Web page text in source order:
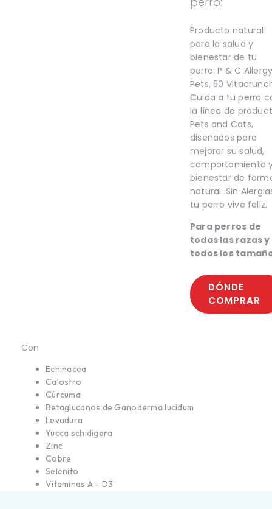
Producto natural
para la salud y
bienestar de tu
perro: P & C
Pets, 50
Cuida a tu perro
la línea de
Pets and Cats,
diseñados para
mejorar su salud,
comportamiento
bienestar de
natural. Sin
tu perro vive feliz.
Para perros de
todas las razas y
todos los
DÓNDE
COMPRAR
Con
Echinacea
Calostro
Cúrcuma
Betaglucanos de Ganoderma lucidum
Levadura
Yucca schidigera
Zinc
Cobre
Selenito
Vitaminas A – D3